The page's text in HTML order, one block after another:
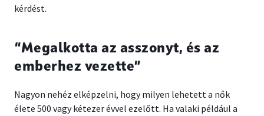
kérdést.
“Megalkotta az asszonyt, és az
emberhez vezette”
Nagyon nehéz elképzelni, hogy milyen lehetett a nők
élete 500 vagy kétezer évvel ezelőtt. Ha valaki például a